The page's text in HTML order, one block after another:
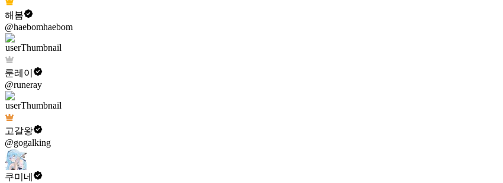
해봄
@haebomhaebom
룬레이
@runeray
고갈왕
@gogalking
쿠미네